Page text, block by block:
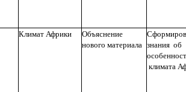
Климат Африки
Объяснение
нового материала знания об
климата